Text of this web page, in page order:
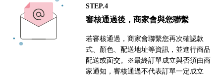
STEP.4
審核通過後，商家會與您聯繫
若審核通過，商家會聯繫您再次確認款
式、顏色、配送地址等資訊，並進行商品
配送或面交。※最終訂單成立與否須由商
家通知，審核通過不代表訂單一定成立